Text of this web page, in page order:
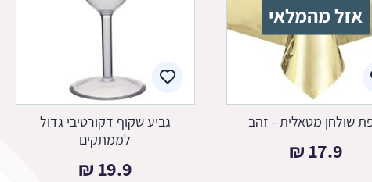
אזל מהמלאי
שולחן מטאלית - זהב
17.9
₪
גביע שקוף דקורטיבי גדול
לממתקים
19.9
₪